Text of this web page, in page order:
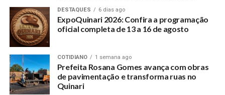
MAILZA-GOMES-PARTICIPA-DE-FEIRA-DO-ESPACO-CULTURAL-
E-ECONOMICO-DO-EMPREENDEDOR-EM-CRUZEIRO-DO-SUL
UP NEXT
Publicada Lei do “Sinal Vermelho” de Violência Contra
Mulher
DON'T MISS
Quinari celebra o recebimento de máquinas do
Governo do Estado
DESTAQUES 6 dias ago
ExpoQuinari 2026: Confira a programação
oficial completa de 13 a 16 de agosto
COTIDIANO 1 semana ago
Prefeita Rosana Gomes avança com obras
de pavimentação e transforma ruas no
Quinari